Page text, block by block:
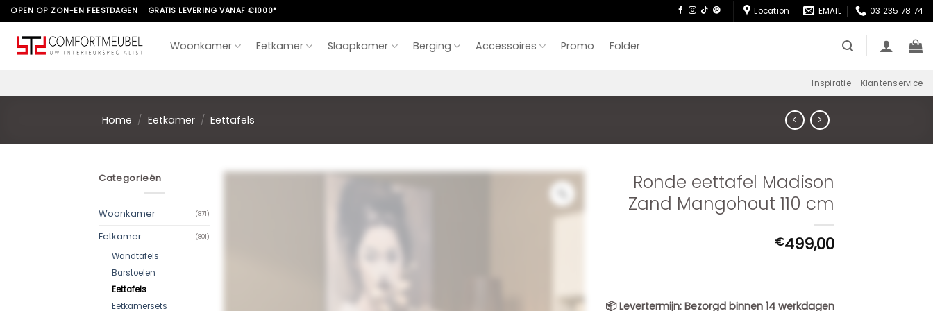
Skip
to
content
OPEN OP ZON-EN FEESTDAGEN GRATIS LEVERING VANAF €1000* Location EMAIL 03 235 78 74
Woonkamer Eetkamer Slaapkamer Berging Accessoires Promo Folder
Inspiratie Klantenservice
Home / Eetkamer / Eettafels
Categorieën
Woonkamer (871)
Eetkamer (801)
Wandtafels
Barstoelen
Eettafels
Eetkamersets
Ronde eettafel Madison
Zand Mangohout 110 cm
€499,00
📦Levertermijn: Bezorgd binnen 14 werkdagen